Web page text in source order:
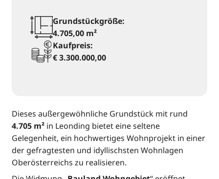
Grundstückgröße:
4.705,00 m²
Kaufpreis:
€ 3.300.000,00
Dieses außergewöhnliche Grundstück mit rund
4.705 m² in Leonding bietet eine seltene
Gelegenheit, ein hochwertiges Wohnprojekt in einer
der gefragtesten und idyllischsten Wohnlagen
Oberösterreichs zu realisieren.